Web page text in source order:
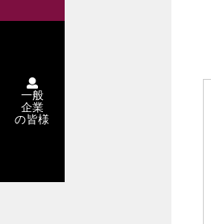
一般
企業
の皆様